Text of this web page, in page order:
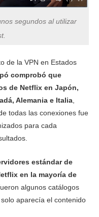
segundos al utilizar
de la VPN en Estados
comprobó que
de Netflix en Japón,
Alemania e Italia
todas las conexiones fue
para cada
estándar de
en la mayoría de
algunos catálogos
aparecía el contenido